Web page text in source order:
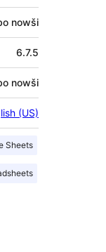
nowši
6.7.5
nowši
(US)
Sheets